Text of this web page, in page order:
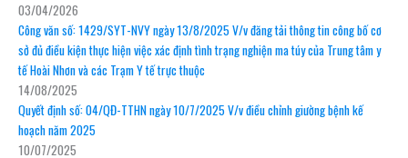
03/04/2026
Công văn số: 1429/SYT-NVY ngày 13/8/2025 V/v đăng tải thông tin công bố cơ
sở đủ điều kiện thực hiện việc xác định tình trạng nghiện ma túy của Trung tâm y
tế Hoài Nhơn và các Trạm Y tế trực thuộc
14/08/2025
Quyết định số: 04/QĐ-TTHN ngày 10/7/2025 V/v điều chỉnh giường bệnh kế
hoạch năm 2025
10/07/2025